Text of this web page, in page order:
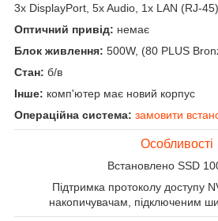
3x DisplayPort, 5x Audio, 1x LAN (RJ-45)
Оптичний привід: немає
Блок живлення: 500W, (80 PLUS
Стан: б/в
Інше: комп'ютер має новий корпус
Операційна система: замовити
Особливості
Встановлено SSD
Підтримка протоколу доступу
накопичувачам, підключеним